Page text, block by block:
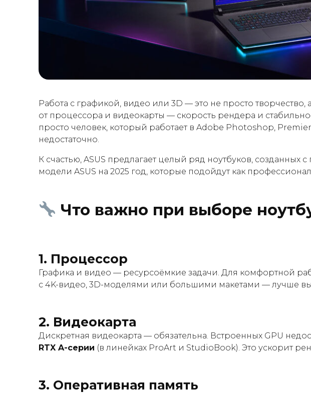
Работа с графикой, видео или 3D — это не просто творчество,
от процессора и видеокарты — скорость рендера и
просто человек, который работает в Adobe Photoshop,
недостаточно.
К счастью, ASUS предлагает целый ряд ноутбуков,
модели ASUS на 2025 год, которые подойдут как
Что важно при выборе
1. Процессор
Графика и видео — ресурсоёмкие задачи. Для комфортной
с 4K-видео, 3D-моделями или большими макетами — лучше
2. Видеокарта
Дискретная видеокарта — обязательна. Встроенных GPU
RTX A-серии (в линейках ProArt и StudioBook). Это ускорит
3. Оперативная память